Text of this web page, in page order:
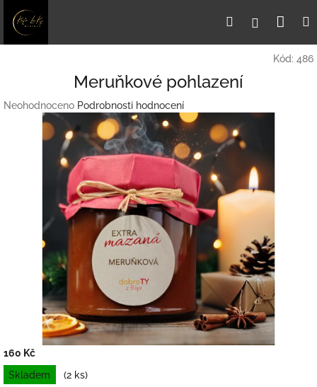
obsah
HledatPřihlášení
Kód: 486
Meruňkové pohlazení
Průměrné
hodnocení
Neohodnoceno Podrobnosti hodnocení
160 Kč
Měrná
cena:
Skladem (2 ks)